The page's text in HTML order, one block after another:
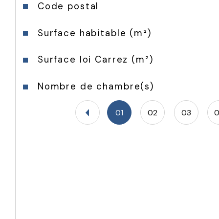
Caractéristiques Valeurs
Code postal
Surface habitable (m²)
Surface loi Carrez (m²)
Nombre de chambre(s)
01 02 03